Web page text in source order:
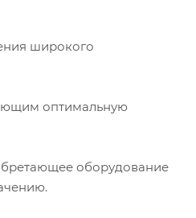
широкого
оптимальную
оборудование